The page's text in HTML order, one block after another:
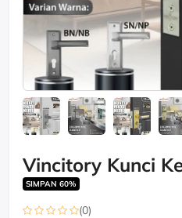
Vincitory Kunci
SIMPAN 60%
(0)